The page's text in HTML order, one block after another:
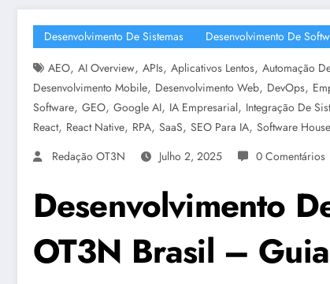
Desenvolvimento De Sistemas Desenvolvimento De
AEO, AI Overview, APIs, Aplicativos Lentos, Automação
Desenvolvimento Mobile, Desenvolvimento Web, DevOps,
Software, GEO, Google AI, IA Empresarial, Integração De
React, React Native, RPA, SaaS, SEO Para IA, Software House
Redação OT3N
Julho 2, 2025 0 Comentários
Desenvolvimento
OT3N Brasil –